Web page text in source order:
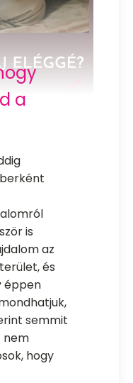
a
is
az
és
éppen
semmit
nem
hogy